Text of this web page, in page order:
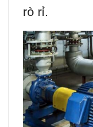
rò rỉ.